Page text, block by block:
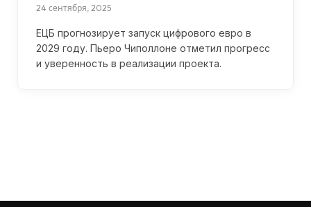
24 сентября, 2025
ЕЦБ прогнозирует запуск цифрового евро в
2029 году. Пьеро Чиполлоне отметил прогресс
и уверенность в реализации проекта.